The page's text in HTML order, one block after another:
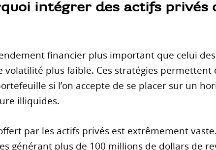
intégrer des actifs privés
financier plus important que celui des
plus faible. Ces stratégies permettent
si l’on accepte de se placer sur un
illiquides.
par les actifs privés est extrêmement
générant plus de 100 millions de dollars de